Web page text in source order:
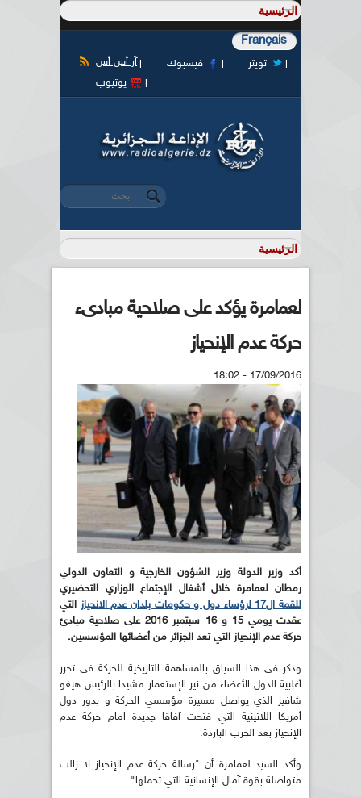
Français
آر أس أس فيسبوك
تويتر
يوتيوب
استمارة البحث
‏بحث ‏
لعمامرة يؤكد على صلاحية مبادىء
حركة عدم الإنحياز
17/09/2016 - 18:02
أكد وزير الدولة وزير الشؤون الخارجية و التعاون الدولي
رمطان لعمامرة خلال أشغال الإجتماع الوزاري التحضيري
للقمة ال17 لرؤساء دول و حكومات بلدان عدم الانحياز
التي
عقدت يومي 15 و 16 سبتمبر 2016 على صلاحية مبادئ
حركة عدم الإنحياز التي تعد الجزائر من أعضائها المؤسسين.
وذكر في هذا السياق بالمساهمة التاريخية للحركة في تحرر
أغلبية الدول الأعضاء من نير الإستعمار مشيدا بالرئيس هيغو
شافيز الذي يواصل مسيرة مؤسسي الحركة و بدور دول
أمريكا اللاتينية التي فتحت آفاقا جديدة امام حركة عدم
الإنحياز بعد الحرب الباردة.
وأكد السيد لعمامرة أن "رسالة حركة عدم الإنحياز لا زالت
متواصلة بقوة آمال الإنسانية التي تحملها".